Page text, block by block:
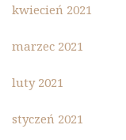
kwiecień 2021
marzec 2021
luty 2021
styczeń 2021